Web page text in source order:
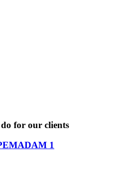
for our clients
1